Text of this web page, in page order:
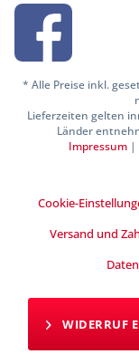
* Alle Preise inkl.
Lieferzeiten gelten
Länder
Impressum |
Cookie-
Versand und
WIDERRUF